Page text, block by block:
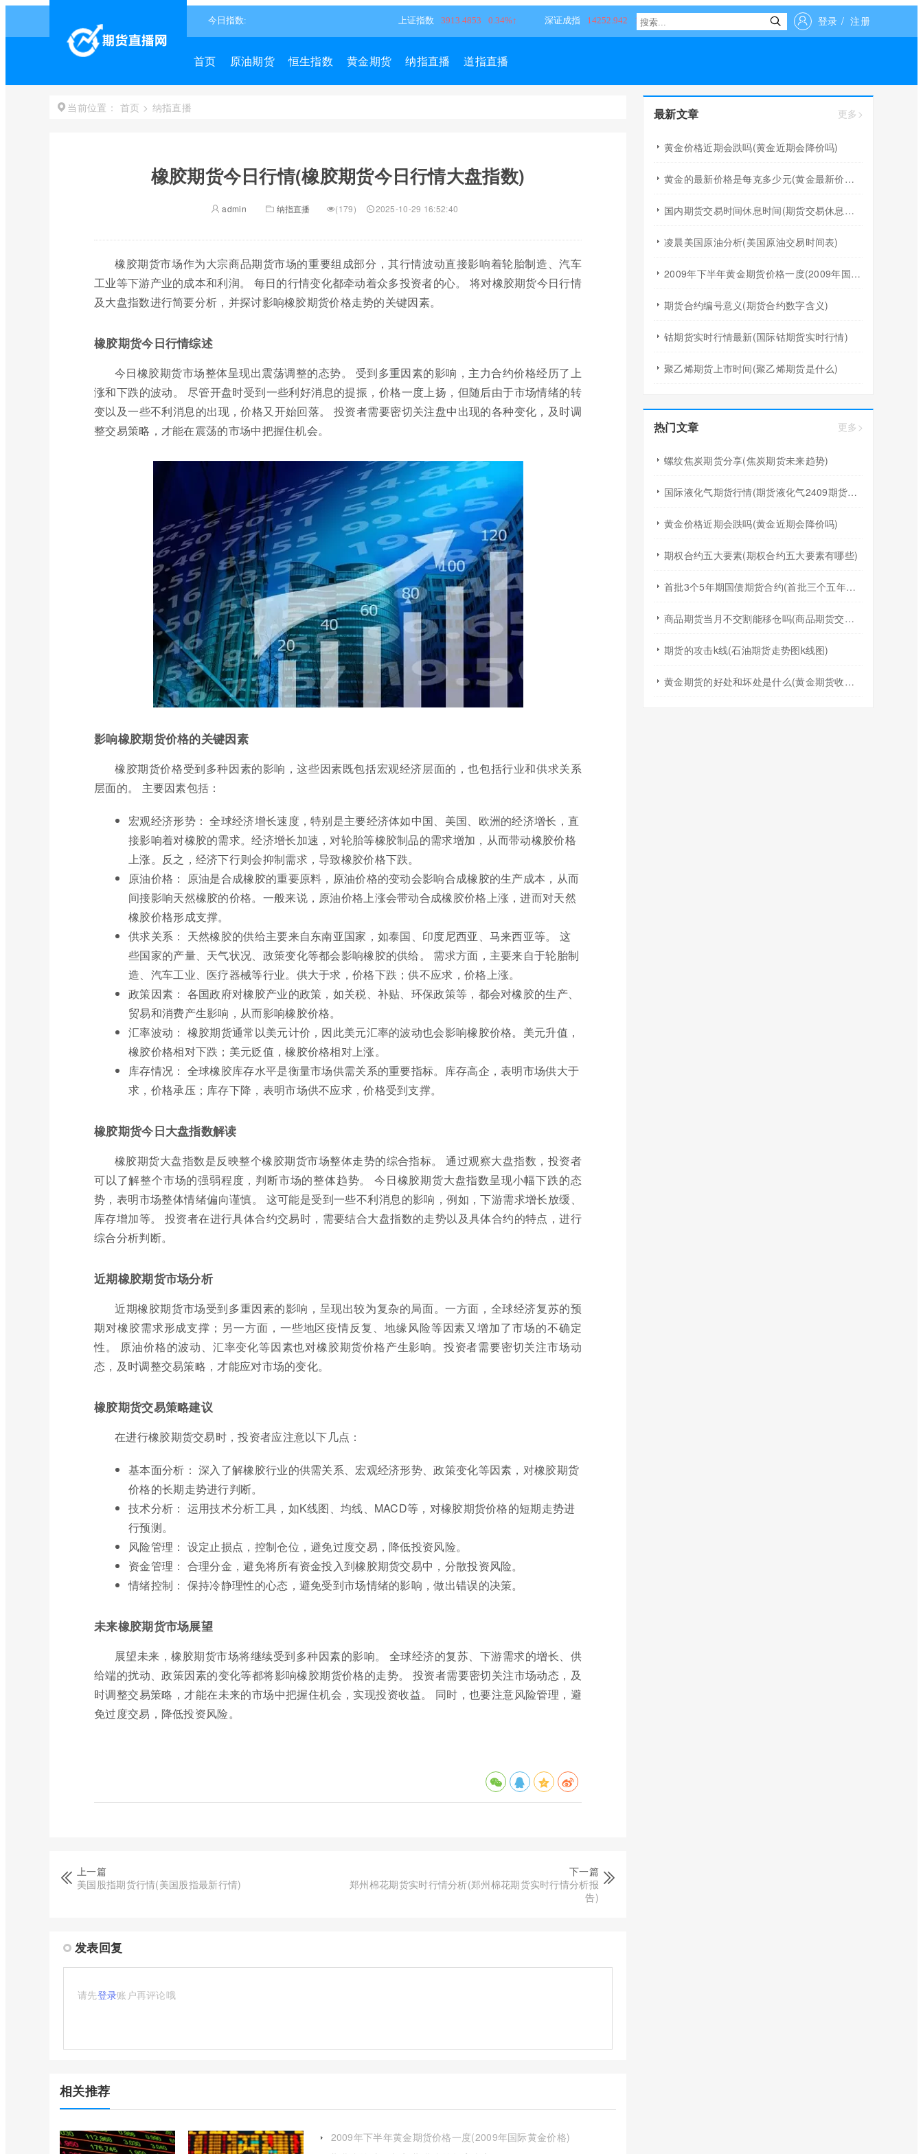
登录 / 注册
首页 原油期货 恒生指数 黄金期货 纳指直播 道指直播
当前位置： 首页 > 纳指直播
橡胶期货今日行情(橡胶期货今日行情大盘指数)
admin 纳指直播 (179) 2025-10-29 16:52:40
橡胶期货市场作为大宗商品期货市场的重要组成部分，其行情波动直接影响着轮胎制造、汽车
工业等下游产业的成本和利润。 每日的行情变化都牵动着众多投资者的心。 将对橡胶期货今日行情
及大盘指数进行简要分析，并探讨影响橡胶期货价格走势的关键因素。
橡胶期货今日行情综述
今日橡胶期货市场整体呈现出震荡调整的态势。 受到多重因素的影响，主力合约价格经历了上
涨和下跌的波动。 尽管开盘时受到一些利好消息的提振，价格一度上扬，但随后由于市场情绪的转
变以及一些不利消息的出现，价格又开始回落。 投资者需要密切关注盘中出现的各种变化，及时调
整交易策略，才能在震荡的市场中把握住机会。
影响橡胶期货价格的关键因素
橡胶期货价格受到多种因素的影响，这些因素既包括宏观经济层面的，也包括行业和供求关系
层面的。 主要因素包括：
宏观经济形势： 全球经济增长速度，特别是主要经济体如中国、美国、欧洲的经济增长，直
接影响着对橡胶的需求。经济增长加速，对轮胎等橡胶制品的需求增加，从而带动橡胶价格
上涨。反之，经济下行则会抑制需求，导致橡胶价格下跌。
原油价格： 原油是合成橡胶的重要原料，原油价格的变动会影响合成橡胶的生产成本，从而
间接影响天然橡胶的价格。一般来说，原油价格上涨会带动合成橡胶价格上涨，进而对天然
橡胶价格形成支撑。
供求关系： 天然橡胶的供给主要来自东南亚国家，如泰国、印度尼西亚、马来西亚等。 这
些国家的产量、天气状况、政策变化等都会影响橡胶的供给。 需求方面，主要来自于轮胎制
造、汽车工业、医疗器械等行业。供大于求，价格下跌；供不应求，价格上涨。
政策因素： 各国政府对橡胶产业的政策，如关税、补贴、环保政策等，都会对橡胶的生产、
贸易和消费产生影响，从而影响橡胶价格。
汇率波动： 橡胶期货通常以美元计价，因此美元汇率的波动也会影响橡胶价格。美元升值，
橡胶价格相对下跌；美元贬值，橡胶价格相对上涨。
库存情况： 全球橡胶库存水平是衡量市场供需关系的重要指标。库存高企，表明市场供大于
求，价格承压；库存下降，表明市场供不应求，价格受到支撑。
橡胶期货今日大盘指数解读
橡胶期货大盘指数是反映整个橡胶期货市场整体走势的综合指标。 通过观察大盘指数，投资者
可以了解整个市场的强弱程度，判断市场的整体趋势。 今日橡胶期货大盘指数呈现小幅下跌的态
势，表明市场整体情绪偏向谨慎。 这可能是受到一些不利消息的影响，例如，下游需求增长放缓、
库存增加等。 投资者在进行具体合约交易时，需要结合大盘指数的走势以及具体合约的特点，进行
综合分析判断。
近期橡胶期货市场分析
近期橡胶期货市场受到多重因素的影响，呈现出较为复杂的局面。一方面，全球经济复苏的预
期对橡胶需求形成支撑；另一方面，一些地区疫情反复、地缘风险等因素又增加了市场的不确定
性。 原油价格的波动、汇率变化等因素也对橡胶期货价格产生影响。投资者需要密切关注市场动
态，及时调整交易策略，才能应对市场的变化。
橡胶期货交易策略建议
在进行橡胶期货交易时，投资者应注意以下几点：
基本面分析： 深入了解橡胶行业的供需关系、宏观经济形势、政策变化等因素，对橡胶期货
价格的长期走势进行判断。
技术分析： 运用技术分析工具，如K线图、均线、MACD等，对橡胶期货价格的短期走势进
行预测。
风险管理： 设定止损点，控制仓位，避免过度交易，降低投资风险。
资金管理： 合理分金，避免将所有资金投入到橡胶期货交易中，分散投资风险。
情绪控制： 保持冷静理性的心态，避免受到市场情绪的影响，做出错误的决策。
未来橡胶期货市场展望
展望未来，橡胶期货市场将继续受到多种因素的影响。 全球经济的复苏、下游需求的增长、供
给端的扰动、政策因素的变化等都将影响橡胶期货价格的走势。 投资者需要密切关注市场动态，及
时调整交易策略，才能在未来的市场中把握住机会，实现投资收益。 同时，也要注意风险管理，避
免过度交易，降低投资风险。
上一篇
美国股指期货行情(美国股指最新行情)
下一篇
郑州棉花期货实时行情分析(郑州棉花期货实时行情分析报
告)
发表回复
请先登录账户再评论哦
相关推荐
2009年下半年黄金期货价格一度(2009年国际黄金价格)
最新文章 更多>
黄金价格近期会跌吗(黄金近期会降价吗)
黄金的最新价格是每克多少元(黄金最新价格今天多少一克)
国内期货交易时间休息时间(期货交易休息时间)
凌晨美国原油分析(美国原油交易时间表)
2009年下半年黄金期货价格一度(2009年国际黄金价格)
期货合约编号意义(期货合约数字含义)
钴期货实时行情最新(国际钴期货实时行情)
聚乙烯期货上市时间(聚乙烯期货是什么)
热门文章 更多>
螺纹焦炭期货分享(焦炭期货未来趋势)
国际液化气期货行情(期货液化气2409期货行情)
黄金价格近期会跌吗(黄金近期会降价吗)
期权合约五大要素(期权合约五大要素有哪些)
首批3个5年期国债期货合约(首批三个五年期期货国债合约)
商品期货当月不交割能移仓吗(商品期货交割如何移仓)
期货的攻击k线(石油期货走势图k线图)
黄金期货的好处和坏处是什么(黄金期货收益稳定吗)